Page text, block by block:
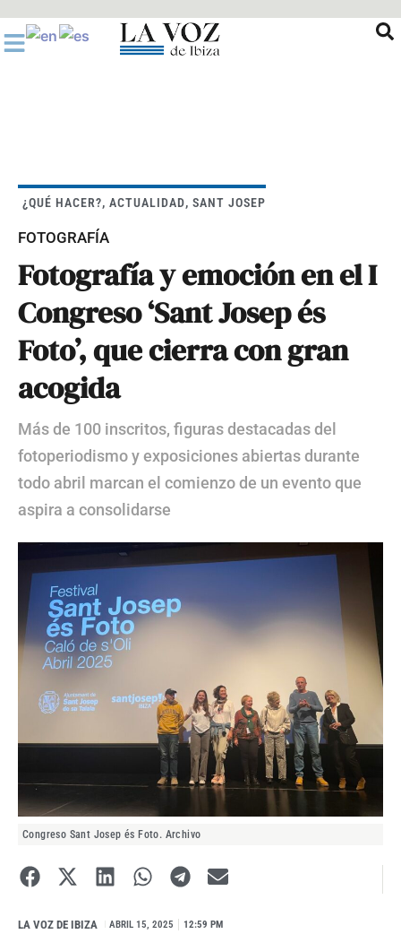
al
contenido
¿QUÉ HACER?, ACTUALIDAD, SANT JOSEP
FOTOGRAFÍA
Fotografía y emoción en el I
Congreso ‘Sant Josep és
Foto’, que cierra con gran
acogida
Más de 100 inscritos, figuras destacadas del
fotoperiodismo y exposiciones abiertas durante
todo abril marcan el comienzo de un evento que
aspira a consolidarse
Congreso Sant Josep és Foto. Archivo
LA VOZ DE IBIZA ABRIL 15, 2025 12:59 PM